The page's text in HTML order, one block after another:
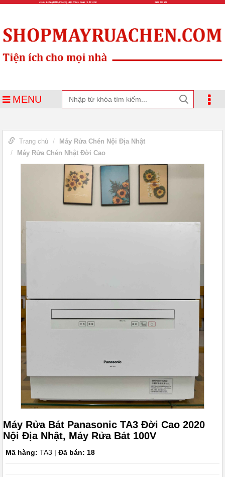
MENU
Trang chủ
Máy Rửa Chén Nội Địa Nhật
Máy Rửa Chén Nhật Đời Cao
Máy Rửa Bát Panasonic TA3 Đời Cao 2020
Nội Địa Nhật, Máy Rửa Bát 100V
Mã hàng: TA3 | Đã bán: 18